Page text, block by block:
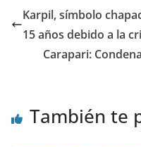
Karpil, símbolo
15 años debido a la
Carapari:
También te